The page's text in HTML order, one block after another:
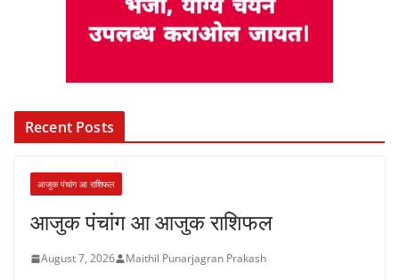
Recent Posts
आजुक पंचांग आ राशिफल
आजुक पंचांग आ आजुक राशिफल
August 7, 2026 Maithil Punarjagran Prakash